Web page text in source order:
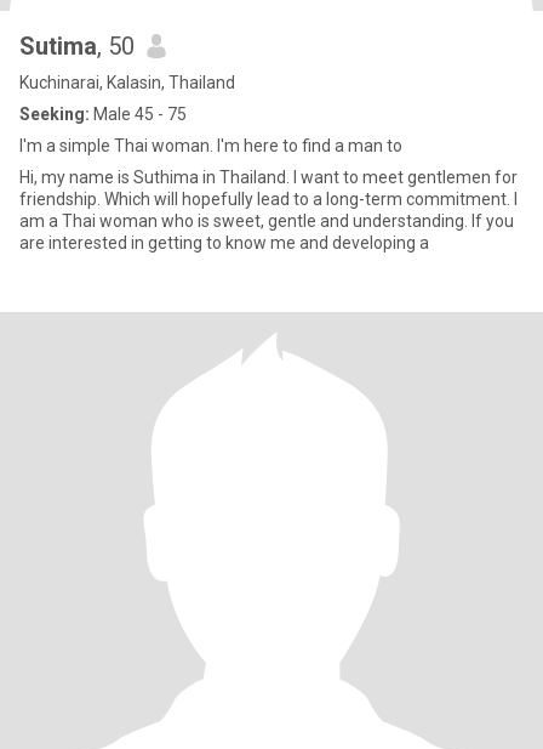
Sutima, 50
Kuchinarai, Kalasin, Thailand
Seeking: Male 45 - 75
I'm a simple Thai woman. I'm here to find a man to
Hi, my name is Suthima in Thailand. I want to meet gentlemen for
friendship. Which will hopefully lead to a long-term commitment. I
am a Thai woman who is sweet, gentle and understanding. If you
are interested in getting to know me and developing a